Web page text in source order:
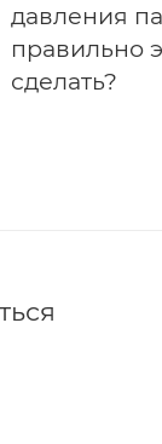
давления
правильно
сделать?